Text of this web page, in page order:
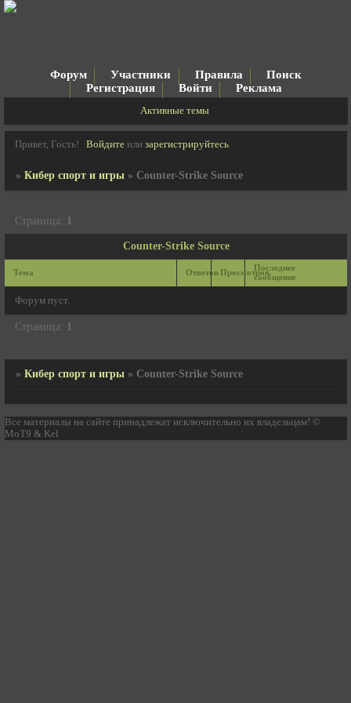
Форум Участники Правила
Поиск
Регистрация
Войти Реклама
Активные темы
Привет, Гость! Войдитеили зарегистрируйтесь.
» Кибер спорт и игры » Counter-Strike Source
Counter-Strike Source
Страница: 1
Тема Ответов ПросмотровПоследнее
сообщение
Форум пуст.
Страница: 1
» Кибер спорт и игры » Counter-Strike Source
Все материалы на сайте принадлежат исключительно их владельцам! ©
MoT9 & Kel